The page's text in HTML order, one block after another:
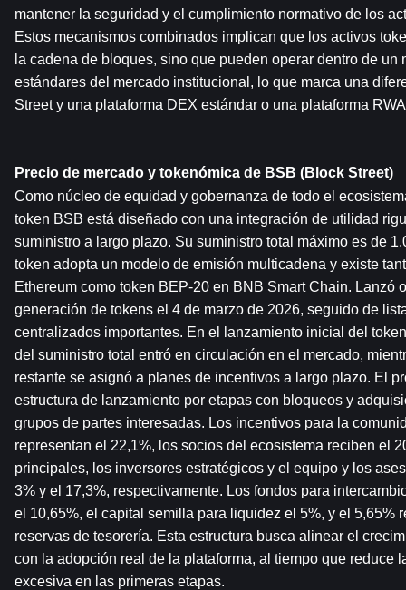
mantener la seguridad y el cumplimiento normativo de los
Estos mecanismos combinados implican que los activos
la cadena de bloques, sino que pueden operar dentro de un
estándares del mercado institucional, lo que marca una
Street y una plataforma DEX estándar o una plataforma
Precio de mercado y tokenómica de BSB (Block Street)
Como núcleo de equidad y gobernanza de todo el
token BSB está diseñado con una integración de utilidad
suministro a largo plazo. Su suministro total máximo es de
token adopta un modelo de emisión multicadena y existe
Ethereum como token BEP-20 en BNB Smart Chain. Lanzó
generación de tokens el 4 de marzo de 2026, seguido de
centralizados importantes. En el lanzamiento inicial del
del suministro total entró en circulación en el mercado,
restante se asignó a planes de incentivos a largo plazo. El
estructura de lanzamiento por etapas con bloqueos y
grupos de partes interesadas. Los incentivos para la
representan el 22,1%, los socios del ecosistema reciben el
principales, los inversores estratégicos y el equipo y los
3% y el 17,3%, respectivamente. Los fondos para
el 10,65%, el capital semilla para liquidez el 5%, y el 5,65%
reservas de tesorería. Esta estructura busca alinear el
con la adopción real de la plataforma, al tiempo que reduce
excesiva en las primeras etapas.